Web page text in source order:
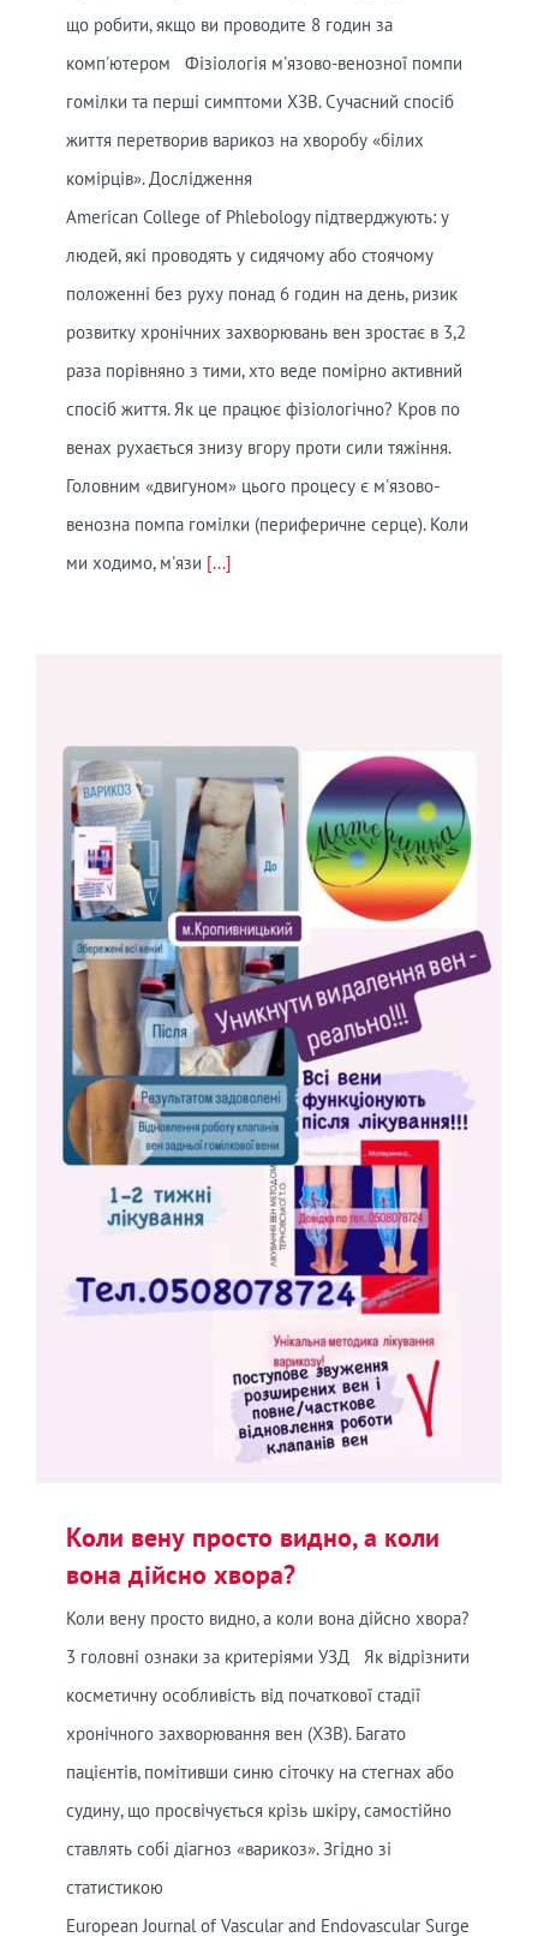
що робити, якщо ви проводите 8 годин за
комп'ютером Фізіологія м'язово-венозної помпи
гомілки та перші симптоми ХЗВ. Сучасний спосіб
життя перетворив варикоз на хворобу «білих
комірців». Дослідження
American College of Phlebology підтверджують: у
людей, які проводять у сидячому або стоячому
положенні без руху понад 6 годин на день, ризик
розвитку хронічних захворювань вен зростає в 3,2
раза порівняно з тими, хто веде помірно активний
спосіб життя. Як це працює фізіологічно? Кров по
венах рухається знизу вгору проти сили тяжіння.
Головним «двигуном» цього процесу є м'язово-
венозна помпа гомілки (периферичне серце). Коли
ми ходимо, м'язи [...]
Коли вену просто видно, а коли
вона дійсно хвора?
Коли вену просто видно, а коли вона дійсно хвора?
3 головні ознаки за критеріями УЗД Як відрізнити
косметичну особливість від початкової стадії
хронічного захворювання вен (ХЗВ). Багато
пацієнтів, помітивши синю сіточку на стегнах або
судину, що просвічується крізь шкіру, самостійно
ставлять собі діагноз «варикоз». Згідно зі
статистикою
European Journal of Vascular and Endovascular Surge